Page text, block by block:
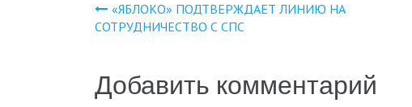
Навигация
«ЯБЛОКО» ПОДТВЕРЖДАЕТ ЛИНИЮ НА
СОТРУДНИЧЕСТВО С СПС
Добавить комментарий